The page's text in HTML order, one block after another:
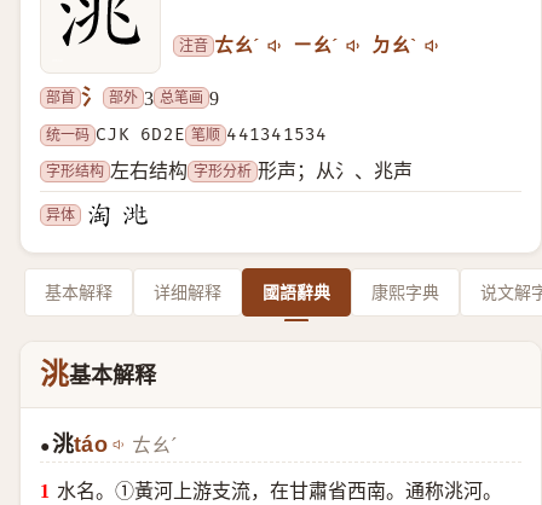
注音 ㄊㄠˊ ㄧㄠˊ ㄉㄠˋ
部首 氵 部外 3 总笔画 9
统一码 CJK 6D2E 笔顺 441341534
字形结构 左右结构 字形分析 形声；从氵、兆声
异体
基本解释 详细解释 國語辭典 康熙字典 说文解
洮基本解释
●洮táo ㄊㄠˊ
水名。①黃河上游支流，在甘肅省西南。通称洮河。